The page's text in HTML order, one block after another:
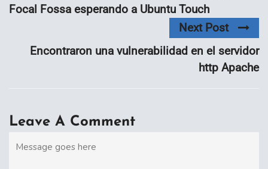
Focal Fossa esperando a Ubuntu Touch
Next Post
Encontraron una vulnerabilidad en el servidor
http Apache
Leave A Comment